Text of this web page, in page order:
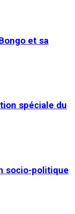
et sa
spéciale du
socio-politique